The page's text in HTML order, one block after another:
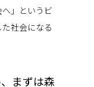
」というビ
社会になる
まずは森